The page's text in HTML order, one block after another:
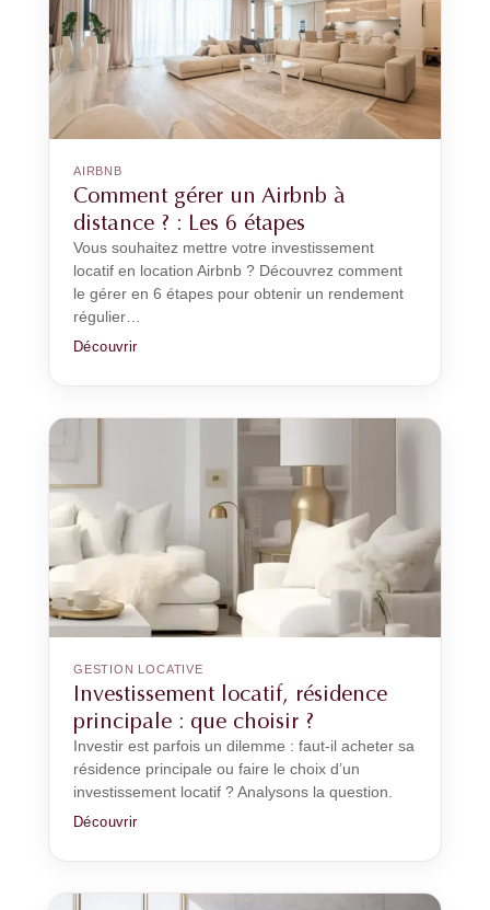
AIRBNB
Comment gérer un Airbnb à
distance ? : Les 6 étapes
Vous souhaitez mettre votre investissement
locatif en location Airbnb ? Découvrez comment
le gérer en 6 étapes pour obtenir un rendement
régulier…
Découvrir
GESTION LOCATIVE
Investissement locatif, résidence
principale : que choisir ?
Investir est parfois un dilemme : faut-il acheter sa
résidence principale ou faire le choix d’un
investissement locatif ? Analysons la question.
Découvrir